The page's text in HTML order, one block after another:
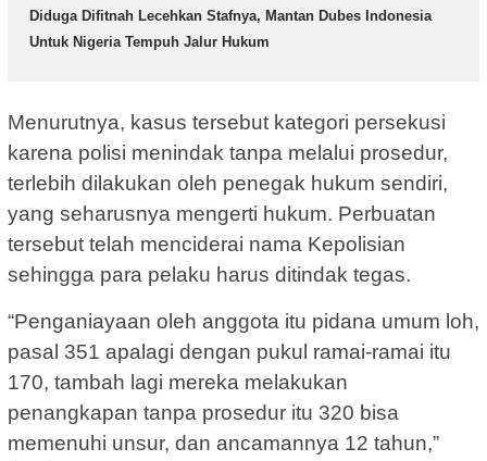
Diduga Difitnah Lecehkan Stafnya, Mantan Dubes Indonesia
Untuk Nigeria Tempuh Jalur Hukum
Menurutnya, kasus tersebut kategori persekusi
karena polisi menindak tanpa melalui prosedur,
terlebih dilakukan oleh penegak hukum sendiri,
yang seharusnya mengerti hukum. Perbuatan
tersebut telah menciderai nama Kepolisian
sehingga para pelaku harus ditindak tegas.
“Penganiayaan oleh anggota itu pidana umum loh,
pasal 351 apalagi dengan pukul ramai-ramai itu
170, tambah lagi mereka melakukan
penangkapan tanpa prosedur itu 320 bisa
memenuhi unsur, dan ancamannya 12 tahun,”